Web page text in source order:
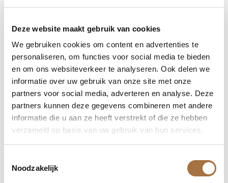
Deze website maakt gebruik van cookies
We gebruiken cookies om content en advertenties te
personaliseren, om functies voor social media te bieden
en om ons websiteverkeer te analyseren. Ook delen we
informatie over uw gebruik van onze site met onze
partners voor social media, adverteren en analyse. Deze
partners kunnen deze gegevens combineren met andere
informatie die u aan ze heeft verstrekt of die ze hebben
verzameld op basis van uw gebruik van hun services.
Noodzakelijk
waarde van investeren in edelmetalen. Ons
assortiment bevat een diverse selectie vangouden
enzilverenmunten die niet alleen financiële stabiliteit
bieden, maar ook een tastbaar stuk geschiedenis en
kunst. Elke munt is zorgvuldig geselecteerd om zowel
verzamelaars als investeerders een waardevolle
toevoeging aan hun portfolio te bieden, met garantie
op echtheid en zuiverheid.
✨Hoogste kwaliteit en authentieke certificatie
Wij staan garant voor producten van topkwaliteit. Elk